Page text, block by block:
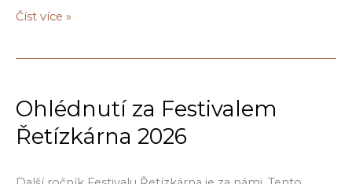
Otisky
toxické
dědictví
uranové
Číst více »
Ohlédnutí za Festivalem
Řetízkárna 2026